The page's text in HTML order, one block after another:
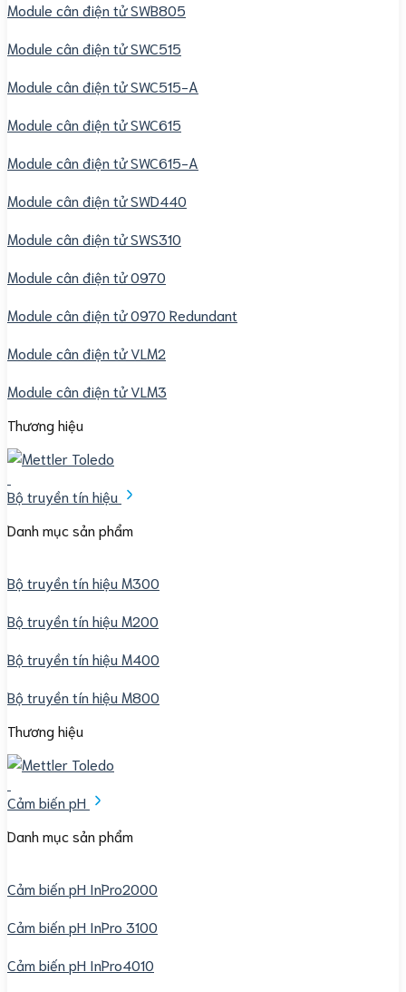
Module cân điện tử SWB805
Module cân điện tử SWC515
Module cân điện tử SWC515-A
Module cân điện tử SWC615
Module cân điện tử SWC615-A
Module cân điện tử SWD440
Module cân điện tử SWS310
Module cân điện tử 0970
Module cân điện tử 0970 Redundant
Module cân điện tử VLM2
Module cân điện tử VLM3
Thương hiệu
Bộ truyền tín hiệu
Danh mục sản phẩm
Bộ truyền tín hiệu M300
Bộ truyền tín hiệu M200
Bộ truyền tín hiệu M400
Bộ truyền tín hiệu M800
Thương hiệu
Cảm biến pH
Danh mục sản phẩm
Cảm biến pH InPro2000
Cảm biến pH InPro 3100
Cảm biến pH InPro4010